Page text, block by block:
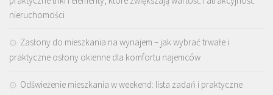
nieruchomości
Zasłony do mieszkania na wynajem – jak wybrać trwałe i
praktyczne osłony okienne dla komfortu najemców
Odświeżenie mieszkania w weekend: lista zadań i praktyczne